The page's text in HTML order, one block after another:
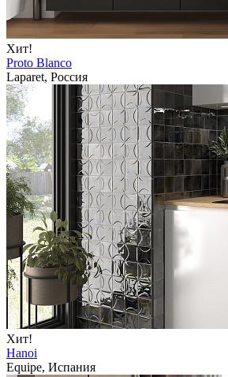
Хит!
Proto Blanco
Laparet, Россия
Хит!
Hanoi
Equipe, Испания